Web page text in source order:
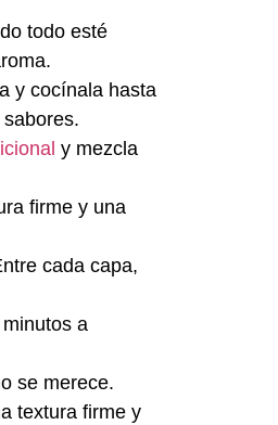
todo esté
y cocínala hasta
y mezcla
firme y una
cada capa,
a
se merece.
textura firme y